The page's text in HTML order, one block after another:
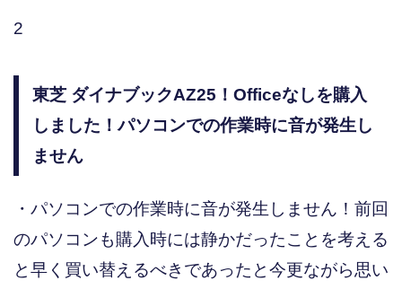
2
東芝 ダイナブックAZ25！Officeなしを購入
しました！パソコンでの作業時に音が発生し
ません
・パソコンでの作業時に音が発生しません！前回
のパソコンも購入時には静かだったことを考える
と早く買い替えるべきであったと今更ながら思い